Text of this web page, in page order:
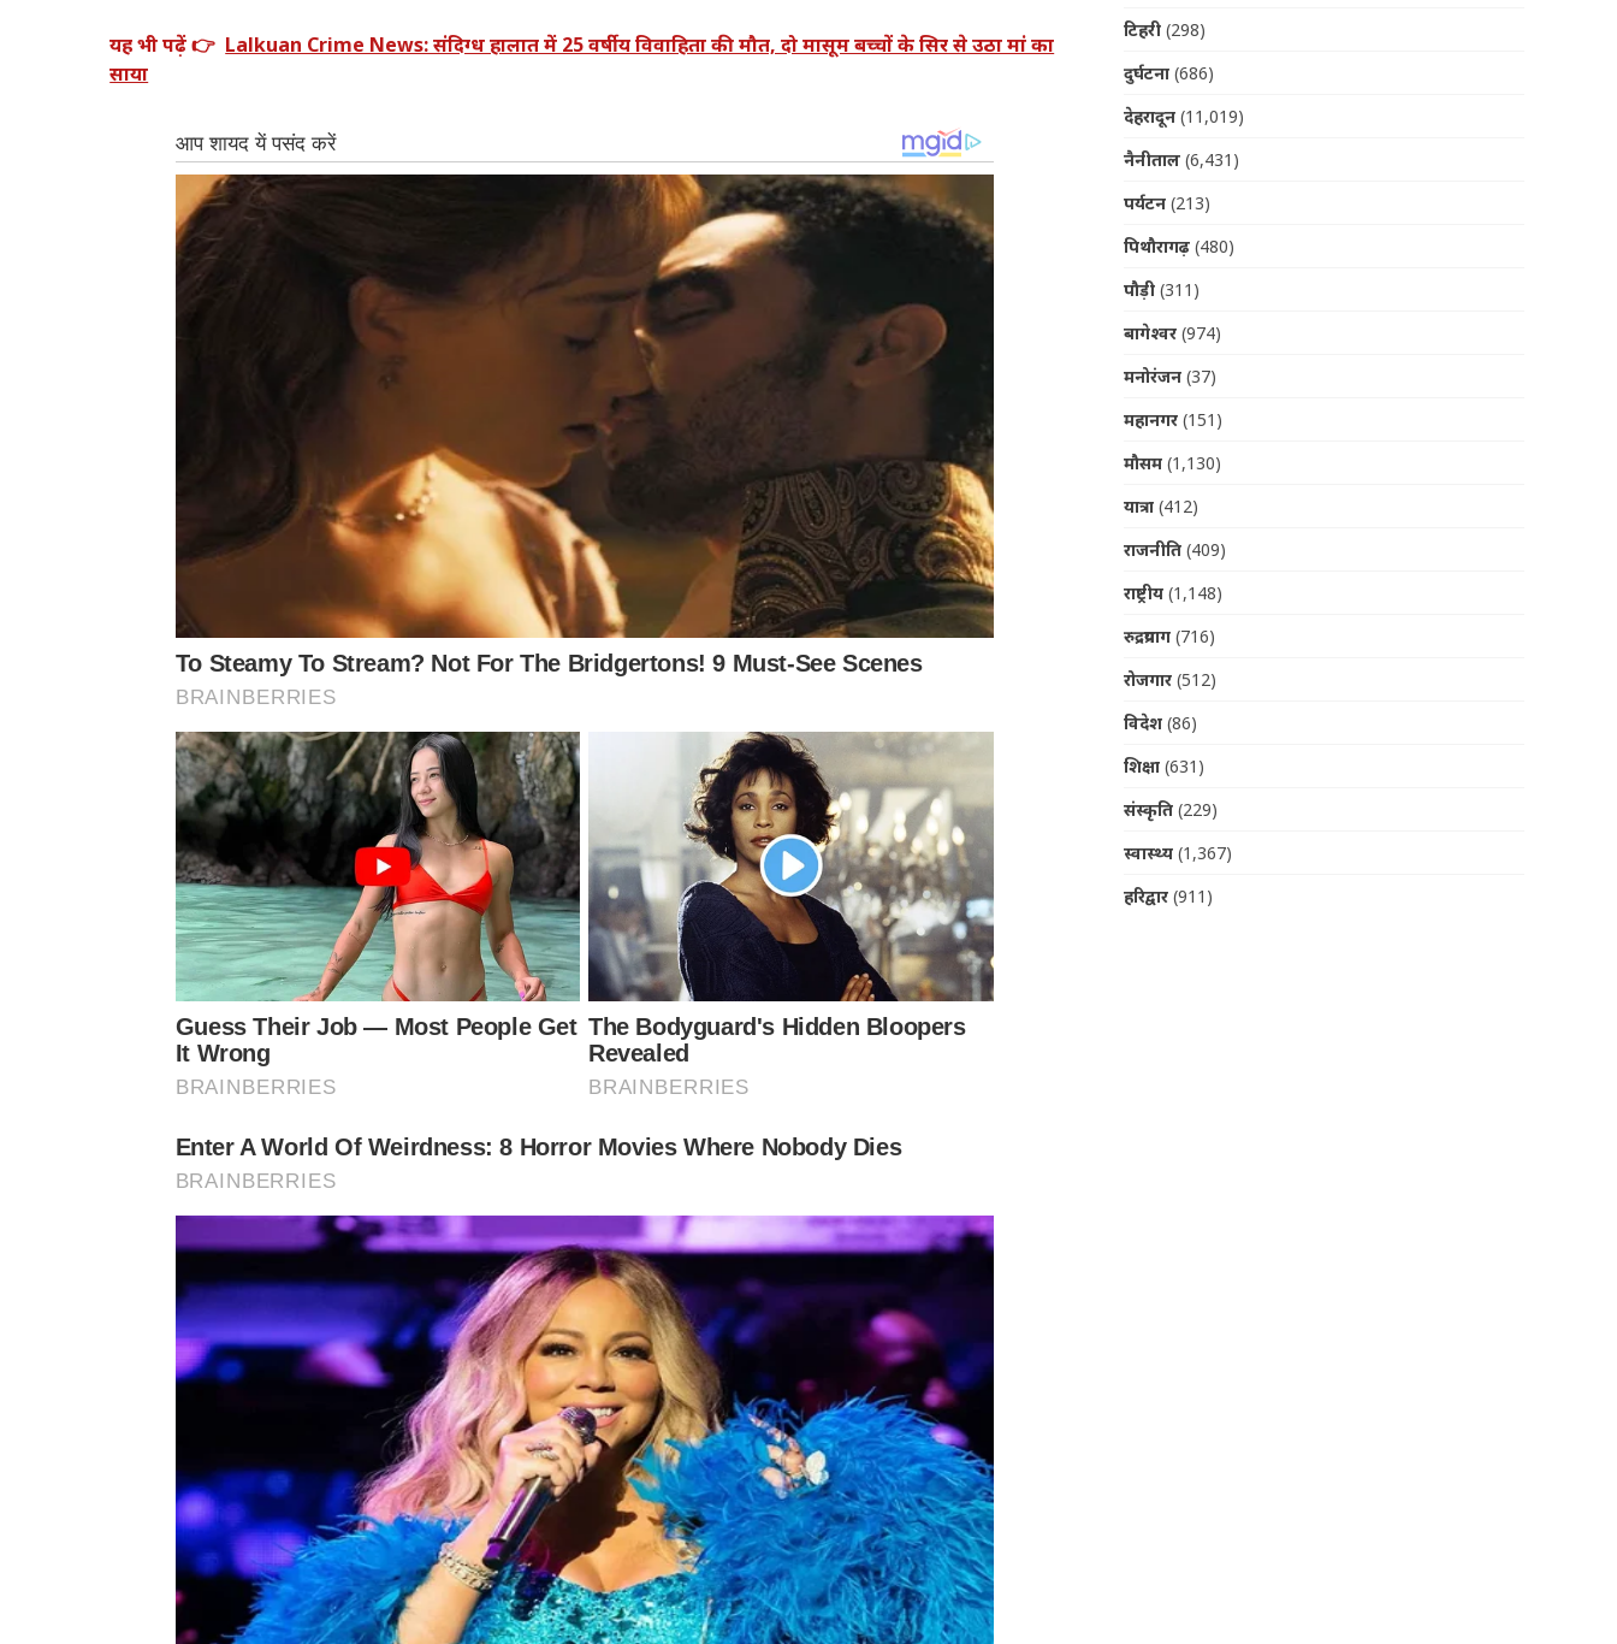
यह भी पढ़ें 👉 Lalkuan Crime News: संदिग्ध हालात में 25 वर्षीय विवाहिता की मौत, दो मासूम बच्चों के सिर से उठा मां का
साया
टिहरी(298)
दुर्घटना(686)
देहरादून(11,019)
नैनीताल(6,431)
पर्यटन(213)
पिथौरागढ़(480)
पौड़ी(311)
बागेश्वर(974)
मनोरंजन(37)
महानगर(151)
मौसम(1,130)
यात्रा(412)
राजनीति(409)
राष्ट्रीय(1,148)
रुद्रप्रयाग(716)
रोजगार(512)
विदेश(86)
शिक्षा(631)
संस्कृति(229)
स्वास्थ्य(1,367)
हरिद्वार(911)